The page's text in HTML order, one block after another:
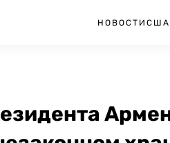
НОВОСТИ США